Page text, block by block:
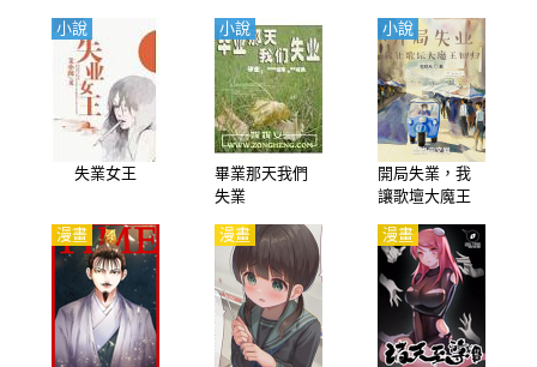
迷宮黑心企
業）【日語】
ebub【日語】
sters）【粵
語】
失業女王
小說
畢業那天我們
失業
小說
開局失業，我
讓歌壇大魔王
小說
漫畫 漫畫 漫畫